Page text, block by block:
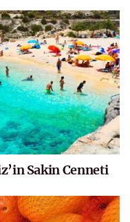
Sakin Cenneti